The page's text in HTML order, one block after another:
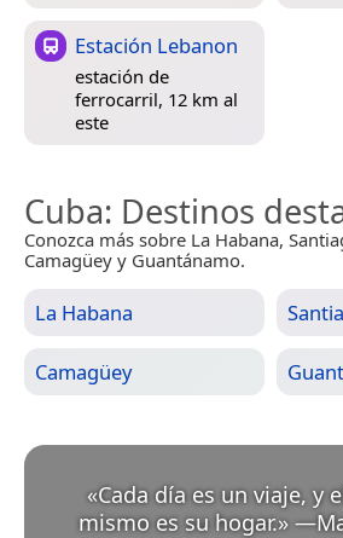
Estación Lebanon
estación de
ferrocarril, 12 km al
este
Cuba: Destinos
Conozca más sobre La Habana,
Camagüey y Guantánamo.
La Habana
Camagüey
«Cada día es un viaje, y
mismo es su hogar.» —